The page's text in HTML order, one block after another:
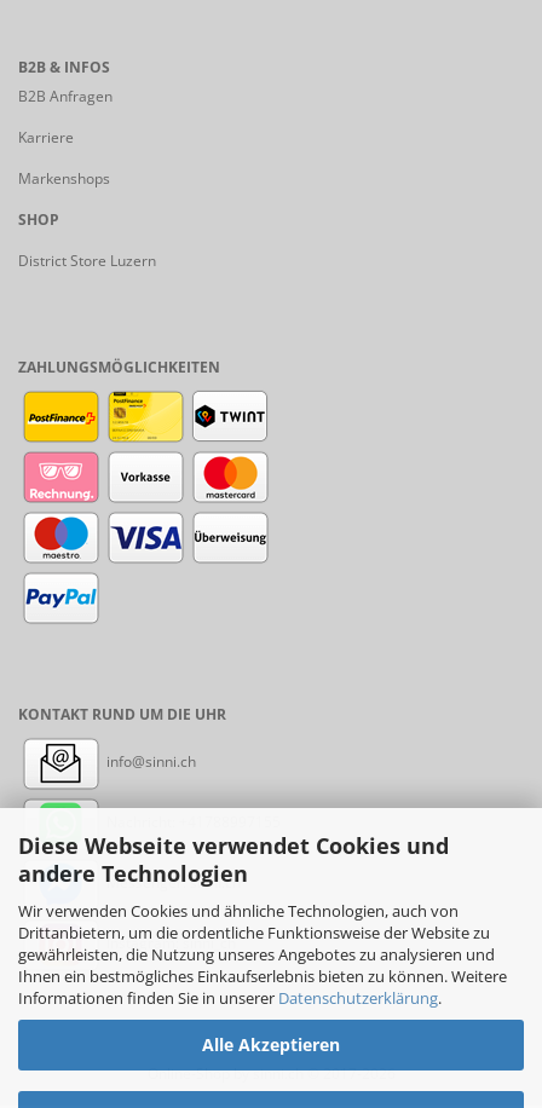
Diese Webseite verwendet Cookies und
andere Technologien
Wir verwenden Cookies und ähnliche Technologien, auch von
Drittanbietern, um die ordentliche Funktionsweise der Website zu
gewährleisten, die Nutzung unseres Angebotes zu analysieren und
Ihnen ein bestmögliches Einkaufserlebnis bieten zu können. Weitere
Informationen finden Sie in unserer Datenschutzerklärung.
Alle Akzeptieren
B2B & INFOS
B2B Anfragen
Karriere
Markenshops
SHOP
District Store Luzern
ZAHLUNGSMÖGLICHKEITEN
KONTAKT RUND UM DIE UHR
info@sinni.ch
Messenger: sinni.ch
Instagram: sinni_ch
Online-Shopby sinni.ch © 2017-2026